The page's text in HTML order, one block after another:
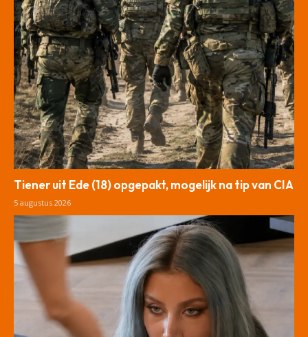
Tiener uit Ede (18) opgepakt, mogelijk na tip van CIA
5 augustus 2026